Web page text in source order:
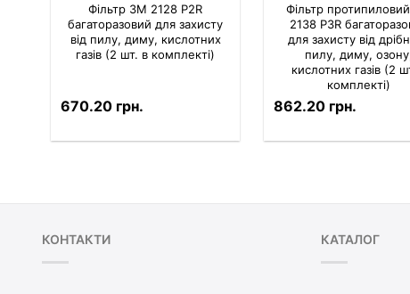
Фільтр 3M 2128 P2R
багаторазовий для захисту
від пилу, диму, кислотних
газів (2 шт. в комплекті)
670.20 грн.
Фільтр
2138 P3R
для захисту від
пилу, диму,
кислотних газів (2
комплекті)
862.20 грн.
КОНТАКТИ КАТАЛОГ